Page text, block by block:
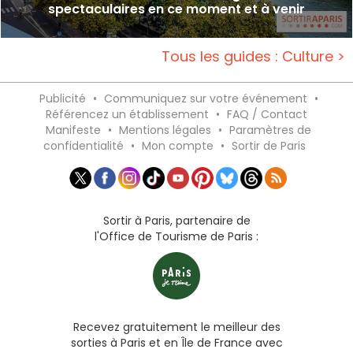
spectaculaires en ce moment et à venir
Tous les guides : Culture >
Publicité • Communiquez sur votre événement •
Référencez un établissement • FAQ / Contact
Manifeste • Mentions légales • Paramètres de
confidentialité • Mon compte • Sortir de Paris
Sortir à Paris, partenaire de
l'Office de Tourisme de Paris :
Recevez gratuitement le meilleur des
sorties à Paris et en Île de France avec